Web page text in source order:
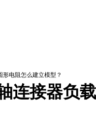
电阻怎么建立模型？
连接器负